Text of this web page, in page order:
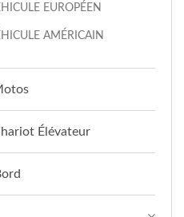
EUROPÉEN
AMÉRICAIN
Élévateur